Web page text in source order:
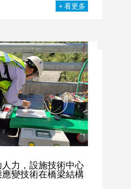
看更多
力，設施技術中心
變技術在橋梁結構